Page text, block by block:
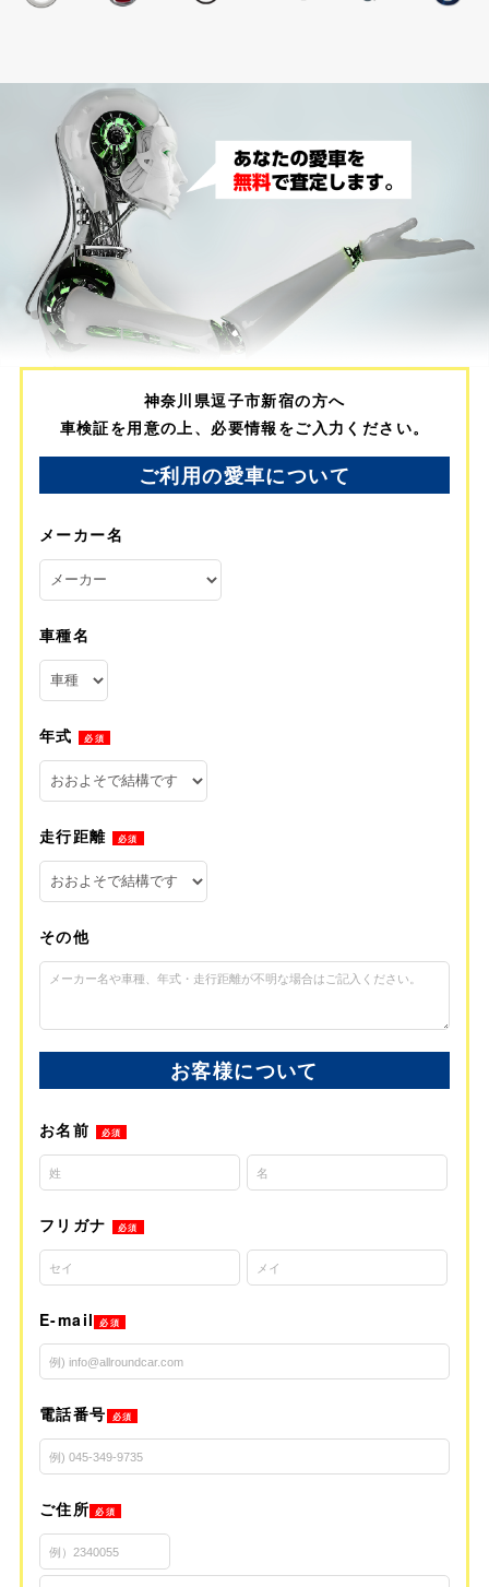
神奈川県逗子市新宿の方へ
車検証を用意の上、必要情報をご入力ください。
ご利用の愛車について
メーカー名
車種名
年式 必須
走行距離 必須
その他
お客様について
お名前 必須
フリガナ 必須
E-mail 必須
電話番号 必須
ご住所 必須